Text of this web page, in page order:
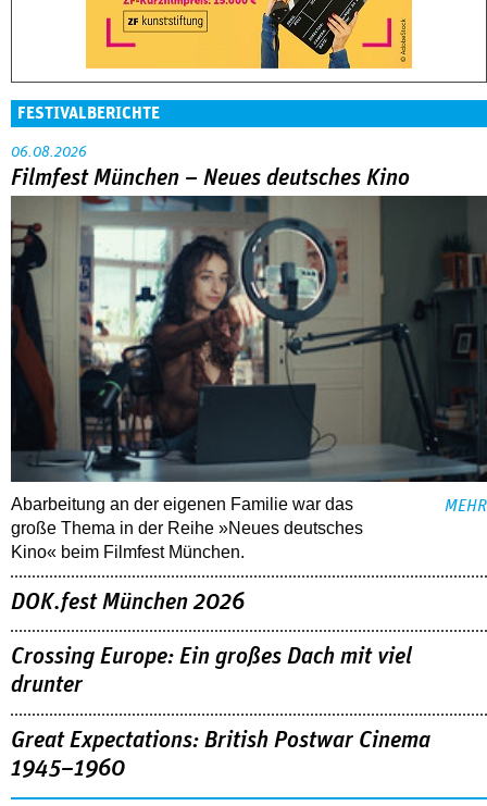
FESTIVALBERICHTE
06.08.2026
Filmfest München – Neues deutsches Kino
Abarbeitung an der eigenen Familie war das
große Thema in der Reihe »Neues deutsches
Kino« beim Filmfest München.
MEHR
DOK.fest München 2026
Crossing Europe: Ein großes Dach mit viel
drunter
Great Expectations: British Postwar Cinema
1945–1960